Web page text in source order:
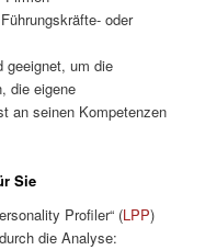
oder
geeignet, um die
die eigene
an seinen Kompetenzen
Sie
Profiler“ (LPP)
die Analyse: